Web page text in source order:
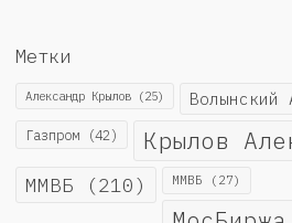
Метки
Александр Крылов (25) Волынский
Газпром (42) Крылов
ММВБ (210) ММВБ (27)